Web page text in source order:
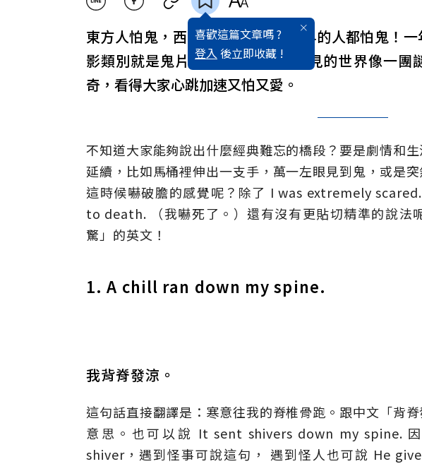
喜歡這篇文章嗎 ?
登入 後立即收藏 !
東方人怕鬼，西洋人也怕鬼，全世界的人都怕鬼！
影類別就是鬼片、恐怖片了，看不見的世界像一團
奇，看得大家心跳加速又怕又愛。
不知道大家能夠說出什麼經典難忘的橋段？要是劇情和
延續，比如馬桶裡伸出一支手，萬一左眼見到鬼，或是
這時候嚇破膽的感覺呢？除了 I was extremely
to death. （我嚇死了。）還有沒有更貼切精準的說法
驚」的英文！
1. A chill ran down my spine.
我背脊發涼。
這句話直接翻譯是：寒意往我的脊椎骨跑。跟中文「背
意思。也可以說 It sent shivers down my spine.
shiver，遇到怪事可說這句， 遇到怪人也可說 He